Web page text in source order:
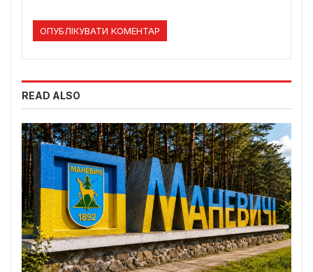
READ ALSO